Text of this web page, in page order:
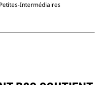
Petites-Intermédiaires